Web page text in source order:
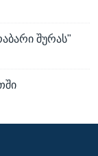
შურას"